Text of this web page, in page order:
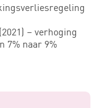
– verhoging
7% naar 9%